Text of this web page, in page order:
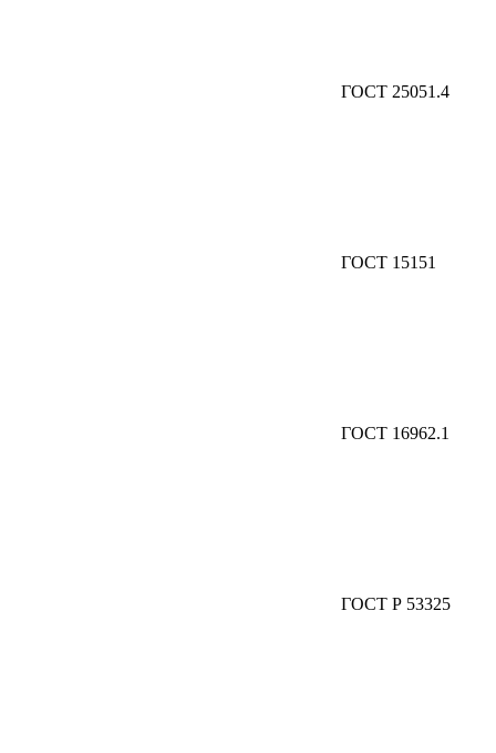
ГОСТ 25051.4
ГОСТ 15151
ГОСТ 16962.1
ГОСТ Р 53325